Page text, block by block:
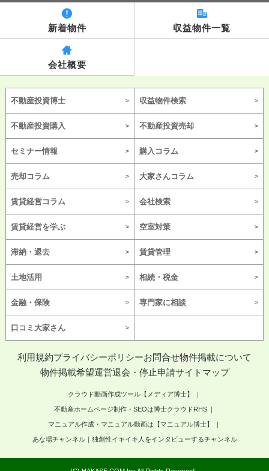
新着物件 収益物件一覧
会社概要
不動産投資博士 収益物件検索
不動産投資購入 不動産投資売却
セミナー情報 購入コラム
売却コラム 大家さんコラム
賃貸経営コラム 会社検索
賃貸経営を学ぶ 空室対策
滞納・退去 賃貸管理
土地活用 相続・税金
金融・保険 専門家に相談
口コミ大家さん
利用規約プライバシーポリシーお問合せ物件掲載について
物件掲載希望運営退会・停止申請サイトマップ
クラウド動画作成ツール【メディア博士】
不動産ホームページ制作・SEOは博士クラウドRHS
マニュアル作成・マニュアル動画は【マニュアル博士】
あな場チャンネル｜独創性イキイキ人をインタビューするチャンネル